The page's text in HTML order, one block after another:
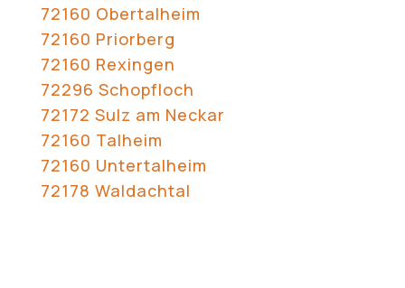
72160 Obertalheim
72160 Priorberg
72160 Rexingen
72296 Schopfloch
72172 Sulz am Neckar
72160 Talheim
72160 Untertalheim
72178 Waldachtal